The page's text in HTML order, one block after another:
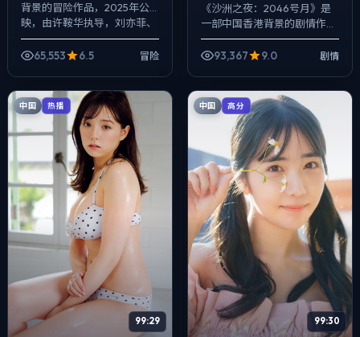
背景的冒险作品，2025年公
映，由许鞍华执导，刘亦菲、
朱一龙、周迅等主演。影像偏
纪实质感，手持与固定机位交
65,553 6.5 冒险
《沙洲之夜：2046号月》是
一部中国香港背景的剧情作
品，2025年公映，由乌尔善
执导，梁朝伟、菅田将晖、马
93,367 9.0 剧情
中国 热播
99:29
中国 高分
99:30